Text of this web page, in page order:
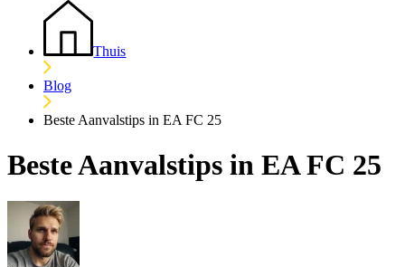
Thuis
Blog
Beste Aanvalstips in EA FC 25
Beste Aanvalstips in EA FC 25